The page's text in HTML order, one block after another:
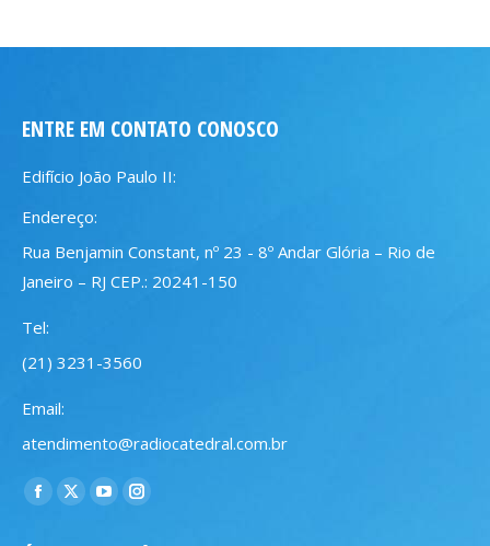
ENTRE EM CONTATO CONOSCO
Edifício João Paulo II:
Endereço:
Rua Benjamin Constant, nº 23 - 8º Andar Glória – Rio de
Janeiro – RJ CEP.: 20241-150
Tel:
(21) 3231-3560
Email:
atendimento@radiocatedral.com.br
Encontre-nos em:
Facebook
X
YouTubeInstagram